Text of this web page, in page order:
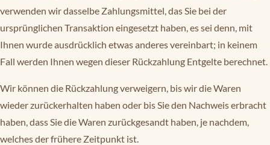
verwenden wir dasselbe Zahlungsmittel, das Sie bei der
ursprünglichen Transaktion eingesetzt haben, es sei denn, mit
Ihnen wurde ausdrücklich etwas anderes vereinbart; in keinem
Fall werden Ihnen wegen dieser Rückzahlung Entgelte berechnet.
Wir können die Rückzahlung verweigern, bis wir die Waren
wieder zurückerhalten haben oder bis Sie den Nachweis erbracht
haben, dass Sie die Waren zurückgesandt haben, je nachdem,
welches der frühere Zeitpunkt ist.